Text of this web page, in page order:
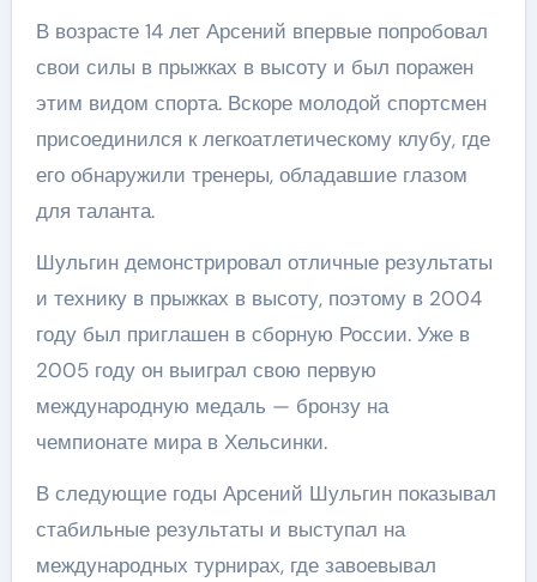
В возрасте 14 лет Арсений впервые попробовал
свои силы в прыжках в высоту и был поражен
этим видом спорта. Вскоре молодой спортсмен
присоединился к легкоатлетическому клубу, где
его обнаружили тренеры, обладавшие глазом
для таланта.
Шульгин демонстрировал отличные результаты
и технику в прыжках в высоту, поэтому в 2004
году был приглашен в сборную России. Уже в
2005 году он выиграл свою первую
международную медаль — бронзу на
чемпионате мира в Хельсинки.
В следующие годы Арсений Шульгин показывал
стабильные результаты и выступал на
международных турнирах, где завоевывал